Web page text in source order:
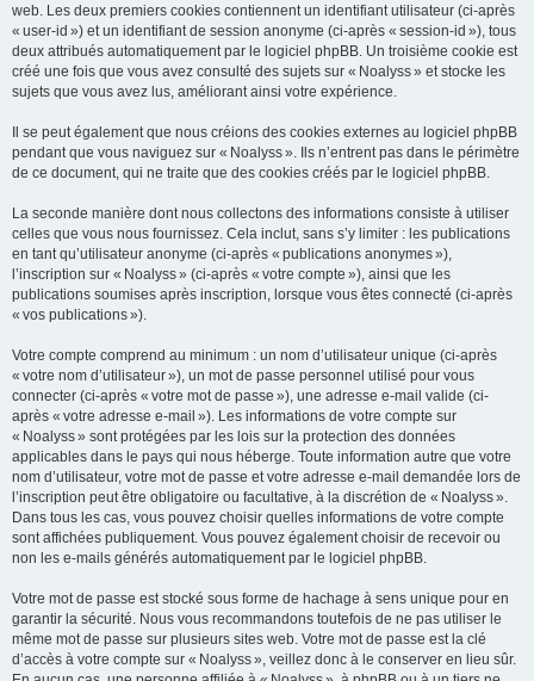
web. Les deux premiers cookies contiennent un identifiant utilisateur (ci-après
« user-id ») et un identifiant de session anonyme (ci-après « session-id »), tous
deux attribués automatiquement par le logiciel phpBB. Un troisième cookie est
créé une fois que vous avez consulté des sujets sur « Noalyss » et stocke les
sujets que vous avez lus, améliorant ainsi votre expérience.
Il se peut également que nous créions des cookies externes au logiciel phpBB
pendant que vous naviguez sur « Noalyss ». Ils n’entrent pas dans le périmètre
de ce document, qui ne traite que des cookies créés par le logiciel phpBB.
La seconde manière dont nous collectons des informations consiste à utiliser
celles que vous nous fournissez. Cela inclut, sans s’y limiter : les publications
en tant qu’utilisateur anonyme (ci-après « publications anonymes »),
l’inscription sur « Noalyss » (ci-après « votre compte »), ainsi que les
publications soumises après inscription, lorsque vous êtes connecté (ci-après
« vos publications »).
Votre compte comprend au minimum : un nom d’utilisateur unique (ci-après
« votre nom d’utilisateur »), un mot de passe personnel utilisé pour vous
connecter (ci-après « votre mot de passe »), une adresse e-mail valide (ci-
après « votre adresse e-mail »). Les informations de votre compte sur
« Noalyss » sont protégées par les lois sur la protection des données
applicables dans le pays qui nous héberge. Toute information autre que votre
nom d’utilisateur, votre mot de passe et votre adresse e-mail demandée lors de
l’inscription peut être obligatoire ou facultative, à la discrétion de « Noalyss ».
Dans tous les cas, vous pouvez choisir quelles informations de votre compte
sont affichées publiquement. Vous pouvez également choisir de recevoir ou
non les e-mails générés automatiquement par le logiciel phpBB.
Votre mot de passe est stocké sous forme de hachage à sens unique pour en
garantir la sécurité. Nous vous recommandons toutefois de ne pas utiliser le
même mot de passe sur plusieurs sites web. Votre mot de passe est la clé
d’accès à votre compte sur « Noalyss », veillez donc à le conserver en lieu sûr.